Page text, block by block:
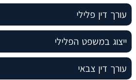
עורך דין פלילי
ייצוג במשפט הפלילי
עורך דין צבאי